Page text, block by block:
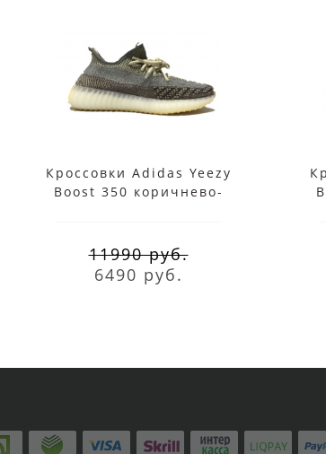
Кроссовки Adidas Yeezy
Boost 350 коричнево-
11990 руб.
6490 руб.